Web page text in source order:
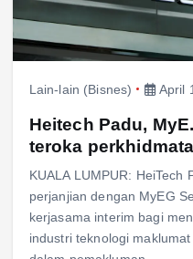
Lain-lain (Bisnes) April
Heitech Padu,
teroka
KUALA LUMPUR:
perjanjian dengan MyEG
kerjasama interim bagi
industri teknologi